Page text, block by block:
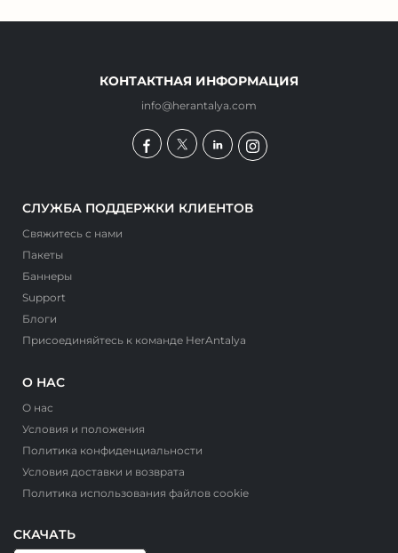
КОНТАКТНАЯ ИНФОРМАЦИЯ
info@herantalya.com
СЛУЖБА ПОДДЕРЖКИ КЛИЕНТОВ
Свяжитесь с нами
Пакеты
Баннеры
Support
Блоги
Присоединяйтесь к команде HerAntalya
О НАС
О нас
Условия и положения
Политика конфиденциальности
Условия доставки и возврата
Политика использования файлов cookie
СКАЧАТЬ